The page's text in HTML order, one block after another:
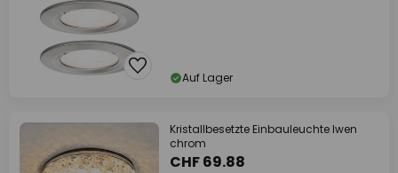
Auf Lager
Kristallbesetzte Einbauleuchte Iwen
chrom
CHF 69.88